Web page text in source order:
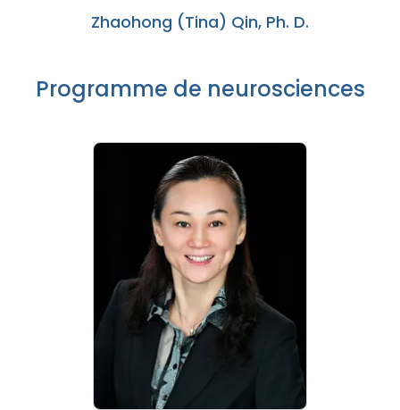
Zhaohong (Tina) Qin, Ph. D.
Programme de neurosciences